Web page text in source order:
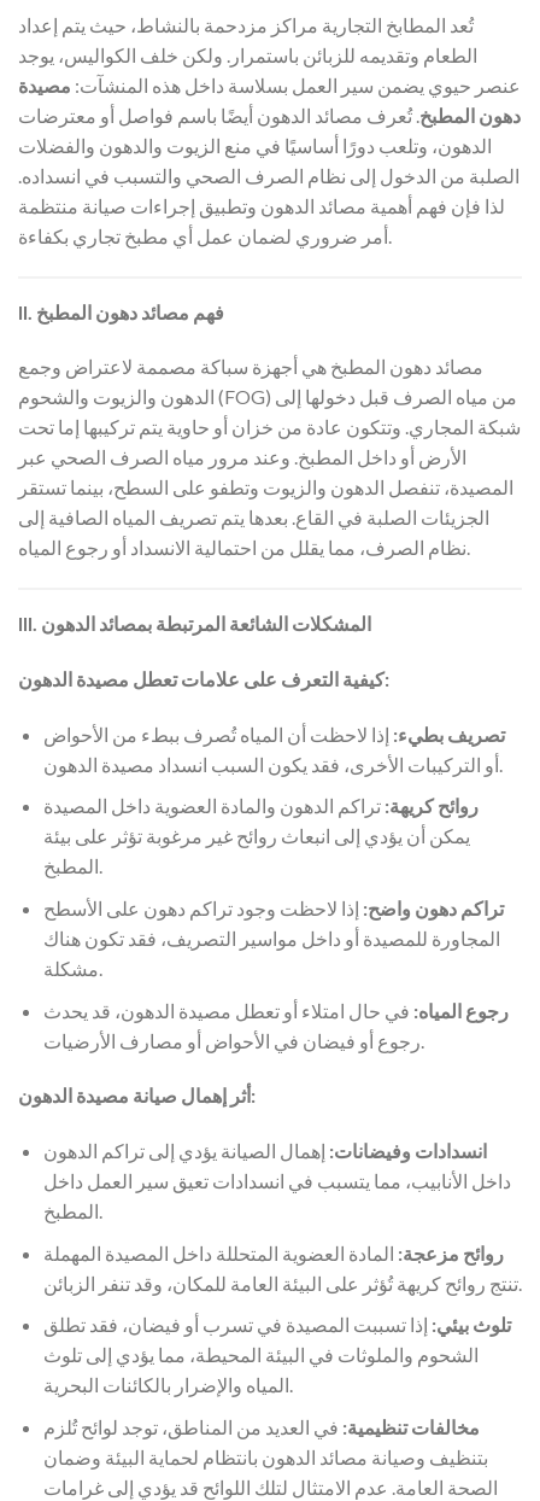
تُعد المطابخ التجارية مراكز مزدحمة بالنشاط، حيث يتم إعداد
الطعام وتقديمه للزبائن باستمرار. ولكن خلف الكواليس، يوجد
عنصر حيوي يضمن سير العمل بسلاسة داخل هذه المنشآت: مصيدة
دهون المطبخ. تُعرف مصائد الدهون أيضًا باسم فواصل أو معترضات
الدهون، وتلعب دورًا أساسيًا في منع الزيوت والدهون والفضلات
الصلبة من الدخول إلى نظام الصرف الصحي والتسبب في انسداده.
لذا فإن فهم أهمية مصائد الدهون وتطبيق إجراءات صيانة منتظمة
أمر ضروري لضمان عمل أي مطبخ تجاري بكفاءة.
II. فهم مصائد دهون المطبخ
مصائد دهون المطبخ هي أجهزة سباكة مصممة لاعتراض وجمع
الدهون والزيوت والشحوم (FOG) من مياه الصرف قبل دخولها إلى
شبكة المجاري. وتتكون عادة من خزان أو حاوية يتم تركيبها إما تحت
الأرض أو داخل المطبخ. وعند مرور مياه الصرف الصحي عبر
المصيدة، تنفصل الدهون والزيوت وتطفو على السطح، بينما تستقر
الجزيئات الصلبة في القاع. بعدها يتم تصريف المياه الصافية إلى
نظام الصرف، مما يقلل من احتمالية الانسداد أو رجوع المياه.
III. المشكلات الشائعة المرتبطة بمصائد الدهون
كيفية التعرف على علامات تعطل مصيدة الدهون:
تصريف بطيء: إذا لاحظت أن المياه تُصرف ببطء من الأحواض
أو التركيبات الأخرى، فقد يكون السبب انسداد مصيدة الدهون.
روائح كريهة: تراكم الدهون والمادة العضوية داخل المصيدة
يمكن أن يؤدي إلى انبعاث روائح غير مرغوبة تؤثر على بيئة
المطبخ.
تراكم دهون واضح: إذا لاحظت وجود تراكم دهون على الأسطح
المجاورة للمصيدة أو داخل مواسير التصريف، فقد تكون هناك
مشكلة.
رجوع المياه: في حال امتلاء أو تعطل مصيدة الدهون، قد يحدث
أثر إهمال صيانة مصيدة الدهون:
انسدادات وفيضانات: إهمال الصيانة يؤدي إلى تراكم الدهون
داخل الأنابيب، مما يتسبب في انسدادات تعيق سير العمل داخل
المطبخ.
روائح مزعجة: المادة العضوية المتحللة داخل المصيدة المهملة
تنتج روائح كريهة تُؤثر على البيئة العامة للمكان، وقد تنفر الزبائن.
تلوث بيئي: إذا تسببت المصيدة في تسرب أو فيضان، فقد تطلق
الشحوم والملوثات في البيئة المحيطة، مما يؤدي إلى تلوث
المياه والإضرار بالكائنات البحرية.
مخالفات تنظيمية: في العديد من المناطق، توجد لوائح تُلزم
بتنظيف وصيانة مصائد الدهون بانتظام لحماية البيئة وضمان
الصحة العامة. عدم الامتثال لتلك اللوائح قد يؤدي إلى غرامات